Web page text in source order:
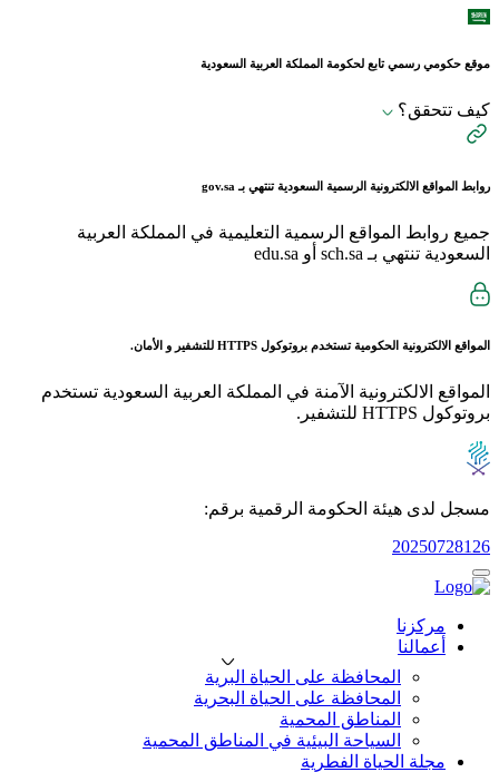
موقع حكومي رسمي تابع لحكومة المملكة العربية السعودية
كيف تتحقق؟
روابط المواقع الالكترونية الرسمية السعودية تنتهي بـ gov.sa
جميع روابط المواقع الرسمية التعليمية في المملكة العربية
السعودية تنتهي بـ sch.sa أو edu.sa
المواقع الالكترونية الحكومية تستخدم بروتوكول HTTPS للتشفير و الأمان.
المواقع الالكترونية الآمنة في المملكة العربية السعودية تستخدم
بروتوكول HTTPS للتشفير.
مسجل لدى هيئة الحكومة الرقمية برقم:
20250728126
مركزنا
أعمالنا
المحافظة على الحياة البرية
المحافظة على الحياة البحرية
المناطق المحمية
السياحة البيئية في المناطق المحمية
مجلة الحياة الفطرية